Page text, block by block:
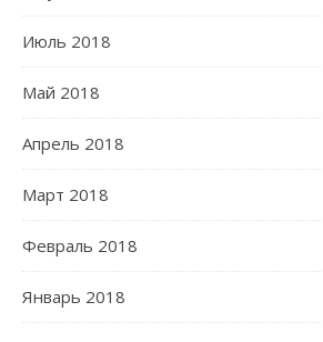
Июль 2018
Май 2018
Апрель 2018
Март 2018
Февраль 2018
Январь 2018